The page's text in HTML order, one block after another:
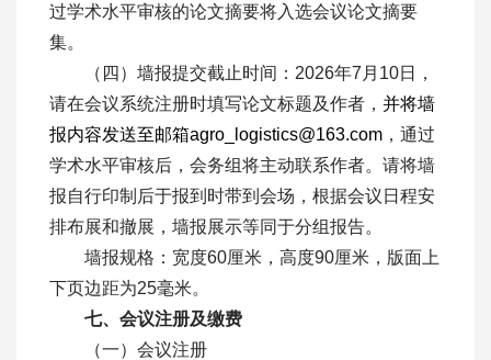
过学术水平审核的论文摘要将入选会议论文摘要
集。
（四）墙报提交截止时间：2026年7月10日，
请在会议系统注册时填写论文标题及作者， 并将墙
报内容发送至邮箱agro_logistics@163.com ，通过
学术水平审核后，会务组将主动联系作者。请将墙
报自行印制后于报到时带到会场，根据会议日程安
排布展和撤展，墙报展示等同于分组报告。
墙报规格：宽度60厘米，高度90厘米，版面上
下页边距为25毫米。
七、会议注册及缴费
（一）会议注册